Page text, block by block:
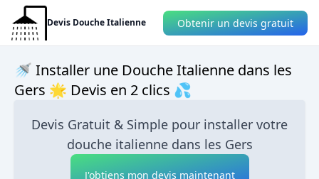
Devis Douche Italienne Obtenir un devis gratuit
🚿 Installer une Douche Italienne dans les
Gers 🌟 Devis en 2 clics 💦
Devis Gratuit & Simple pour installer votre
douche italienne dans les Gers
J'obtiens mon devis maintenant